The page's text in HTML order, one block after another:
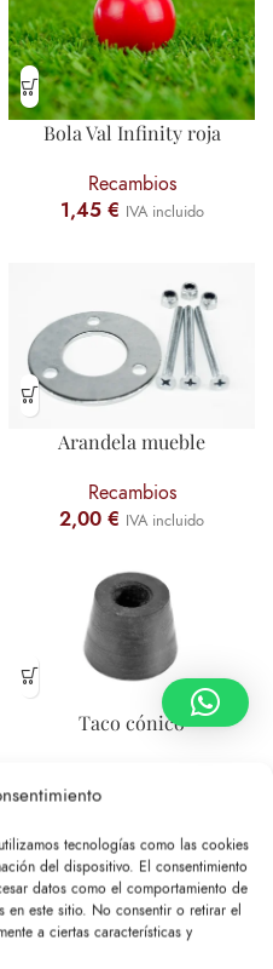
tecnologías como las cookies
del dispositivo. El consentimiento
datos como el comportamiento de
en este sitio. No consentir o retirar el
a ciertas características y
Bola Val Infinity roja
Recambios
1,45 € IVA incluido
Arandela mueble
Recambios
2,00 € IVA incluido
Taco cónico
2,55